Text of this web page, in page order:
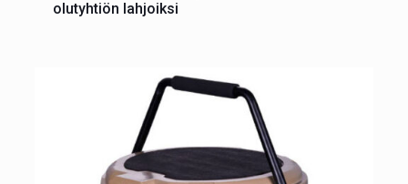
olutyhtiön lahjoiksi